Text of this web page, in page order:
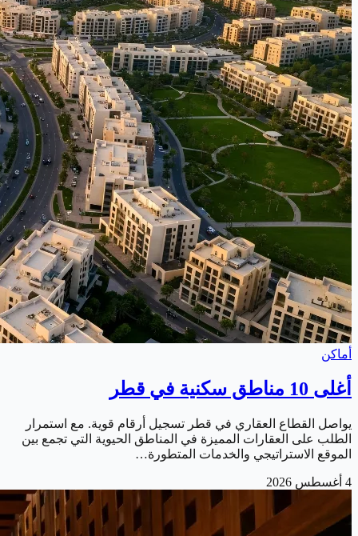
أماكن
أغلى 10 مناطق سكنية في قطر
يواصل القطاع العقاري في قطر تسجيل أرقام قوية. مع استمرار
الطلب على العقارات المميزة في المناطق الحيوية التي تجمع بين
الموقع الاستراتيجي والخدمات المتطورة…
4 أغسطس 2026